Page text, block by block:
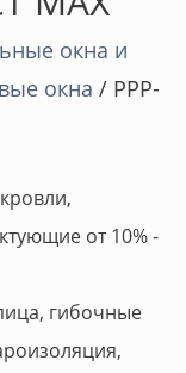
окна и
окна / PPP-
от 10% -
гибочные